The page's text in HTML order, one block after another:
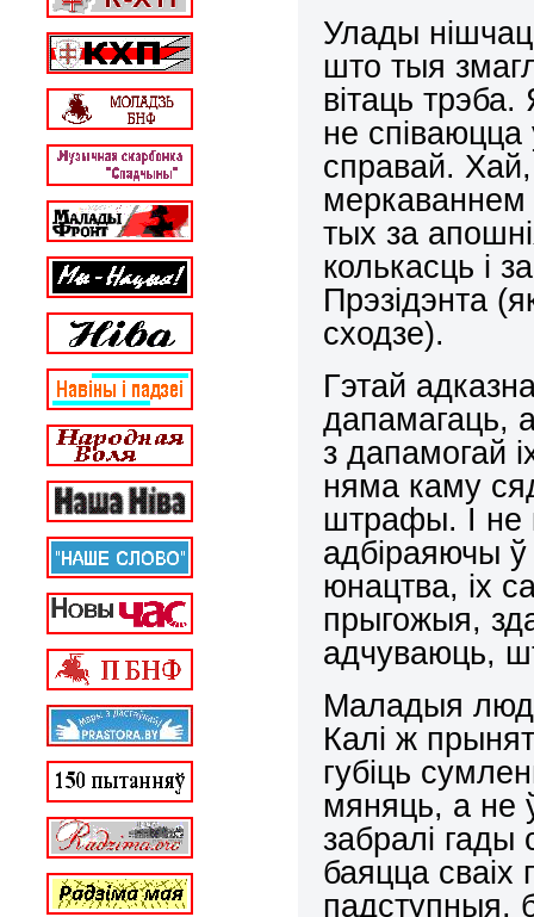
Улады
што тыя
вітаць
не
справай. Хай,
меркаваннем
тых за
колькасць і
Прэзідэнта
сходзе).
Гэтай
дапамагаць,
з дапамогай
няма каму
штрафы. І не
адбіраяючы
юнацтва, іх
прыгожыя,
адчуваюць,
Маладыя
Калі ж
губіць
мяняць, а не
забралі
баяцца сваіх
падступныя,